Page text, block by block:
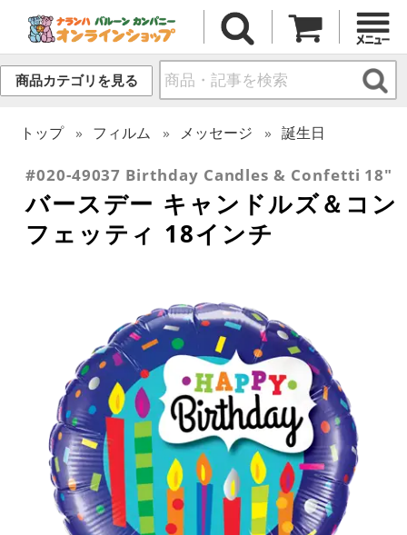
商品カテゴリを見る
トップ フィルム メッセージ 誕生日
#020-49037 Birthday Candles & Confetti 18"
バースデー キャンドルズ＆コン
フェッティ 18インチ